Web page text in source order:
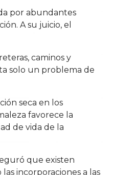
por abundantes
A su juicio, el
caminos y
solo un problema de
seca en los
favorece la
de vida de la
que existen
incorporaciones a las